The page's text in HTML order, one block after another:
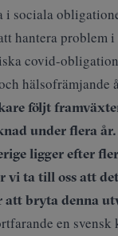
i sociala
hantera problem
covid-
hälsofrämjande
följt
under flera
ligger efter
vi ta till oss att
bryta denna
en